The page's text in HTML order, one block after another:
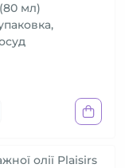
мл)
олії Plaisirs